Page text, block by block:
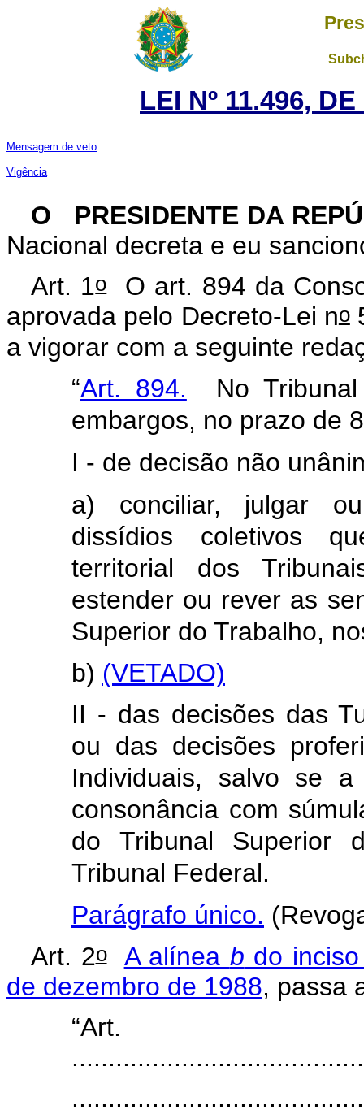
LEI Nº 11.496,
Mensagem de veto
Vigência
O PRESIDENTE DA
Nacional decreta e eu
Art. 1oO art. 894 da
aprovada pelo Decreto-Lei no
a vigorar com a seguinte
“Art. 894. No Tribunal
embargos, no prazo de
I - de decisão não
a) conciliar, julgar
dissídios coletivos
territorial dos
estender ou rever as
Superior do Trabalho,
b) (VETADO)
II - das decisões das
ou das decisões
Individuais, salvo se
consonância com
do Tribunal Superior
Tribunal Federal.
Parágrafo único.
Art. 2o A alínea b do
de dezembro de 1988, passa